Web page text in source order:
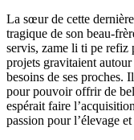
La sœur de cette
tragique de son beau-
servis, zame li ti pe refiz
projets gravitaient
besoins de ses proches.
pour pouvoir offrir de
espérait faire
passion pour l’élevage